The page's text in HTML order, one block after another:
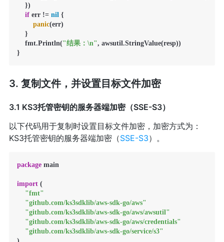
})
if err != nil {
panic(err)
}
fmt.Println("结果：\n", awsutil.StringValue(resp))
}
3. 复制文件，并设置目标文件加密
3.1 KS3托管密钥的服务器端加密（SSE-S3）
以下代码用于复制时设置目标文件加密，加密方式为：
KS3托管密钥的服务器端加密（SSE-S3）。
package main
import (
"fmt"
"github.com/ks3sdklib/aws-sdk-go/aws"
"github.com/ks3sdklib/aws-sdk-go/aws/awsutil"
"github.com/ks3sdklib/aws-sdk-go/aws/credentials"
"github.com/ks3sdklib/aws-sdk-go/service/s3"